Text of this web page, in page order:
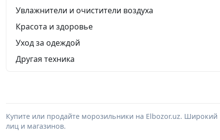
Увлажнители и очистители воздуха
Красота и здоровье
Уход за одеждой
Другая техника
Купите или продайте морозильники на Elbozor.uz.
лиц и магазинов.